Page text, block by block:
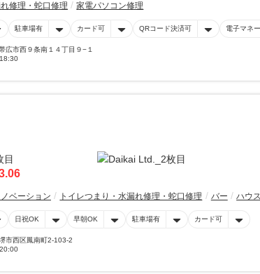
修理・蛇口修理 家電パソコン修理
駐車場有 カード可 QRコード決済可 電子マネ
広市西９条南１４丁目９−１
ベーション トイレつまり・水漏れ修理・蛇口修理 バー ハウ
日祝OK 早朝OK 駐車場有 カード可
市西区鳳南町2-103-2